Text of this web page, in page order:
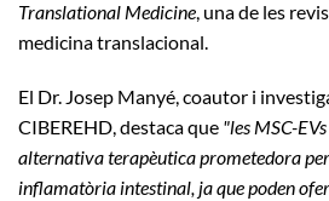
Translational Medicine, una de les
medicina translacional.
El Dr. Josep Manyé, coautor i
CIBEREHD, destaca que "les MSC-
alternativa terapèutica prometedora
inflamatòria intestinal, ja que poden